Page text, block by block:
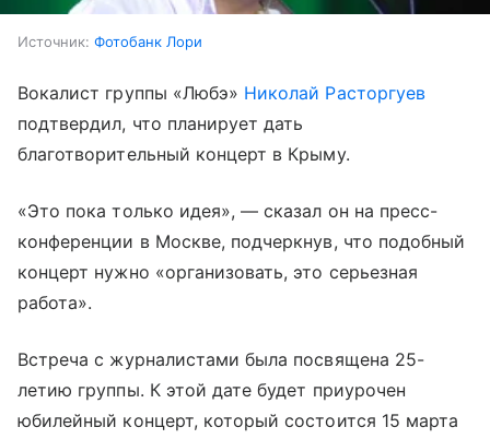
Источник: Фотобанк Лори
Вокалист группы «Любэ» Николай Расторгуев
подтвердил, что планирует дать
благотворительный концерт в Крыму.
«Это пока только идея», — сказал он на пресс-
конференции в Москве, подчеркнув, что подобный
концерт нужно «организовать, это серьезная
работа».
Встреча с журналистами была посвящена 25-
летию группы. К этой дате будет приурочен
юбилейный концерт, который состоится 15 марта